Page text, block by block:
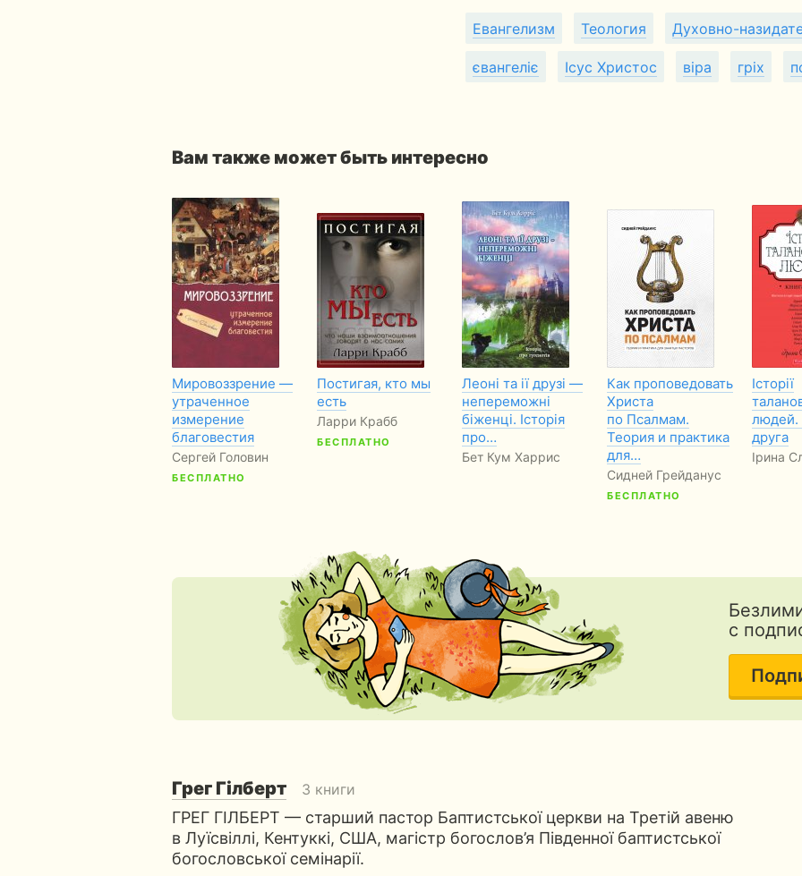
Евангелизм Теология Духовно-
євангеліє Ісус Христос віра гріх
Вам также может быть интересно
Мировоззрение —
утраченное
измерение
благовестия
Сергей Головин
БЕСПЛАТНО
Постигая, кто мы
есть
Ларри Крабб
БЕСПЛАТНО
Леоні та ії друзі —
непереможні
біженці. Історія
про…
Бет Кум Харрис
Как проповедовать
Христа
по Псалмам.
Теория и практика
для…
Сидней Грейданус
БЕСПЛАТНО
Історії
людей.
друга
Ірина
с
Грег Гілберт 3 книги
ГРЕГ ГІЛБЕРТ — старший пастор Баптистської церкви на Третій авеню
в Луїсвіллі, Кентуккі, США, магістр богослов’я Південної баптистської
богословської семінарії.